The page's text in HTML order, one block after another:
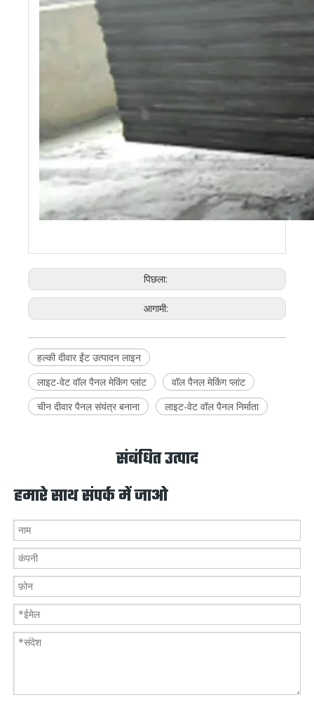
पिछला:
आगामी:
हल्की दीवार ईंट उत्पादन लाइन
लाइट-वेट वॉल पैनल मेकिंग प्लांट
वॉल पैनल मेकिंग प्लांट
चीन दीवार पैनल संयंत्र बनाना
लाइट-वेट वॉल पैनल निर्माता
संबंधित उत्पाद
हमारे साथ संपर्क में जाओ